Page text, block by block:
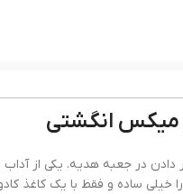
میکس انگشتی
دادن در جعبه هدیه. یکی از
خیلی ساده و فقط با یک کاغذ